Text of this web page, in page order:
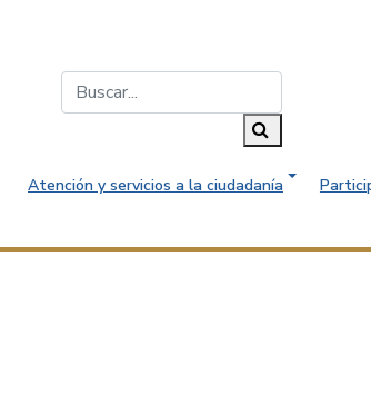
Atención y servicios a la ciudadanía